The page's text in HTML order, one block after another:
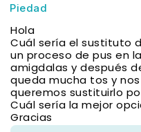
Piedad
Hola
Cuál sería el sustituto
un proceso de pus en
amigdalas y después
queda mucha tos y
queremos sustituirlo
Cuál sería la mejor
Gracias